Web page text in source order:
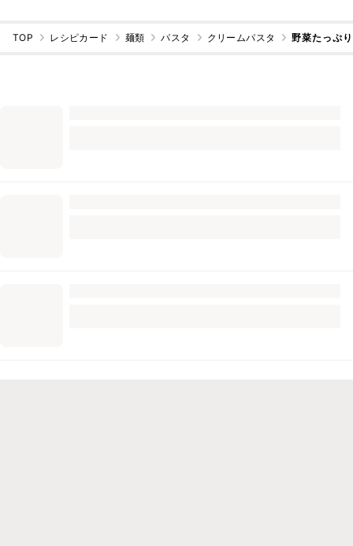
TOP レシピカード 麺類 パスタ クリームパスタ 野菜たっぷ